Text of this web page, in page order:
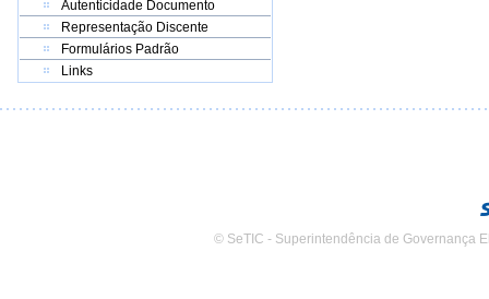
Autenticidade Documento
Representação Discente
Formulários Padrão
Links
© SeTIC - Superintendência de Governança